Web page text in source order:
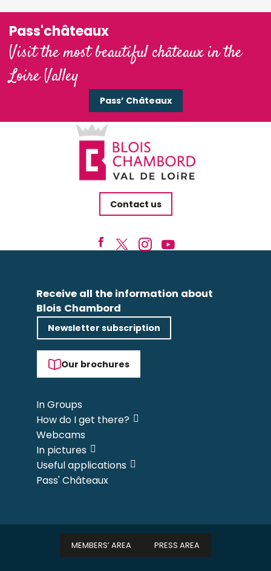
Pass'châteaux
Visit the most beautiful châteaux in the
Loire Valley
Pass’ Châteaux
Contact us
Receive all the information about
Blois Chambord
Newsletter subscription
Our brochures
In Groups
How do I get there?
Webcams
In pictures
Useful applications
Pass' Châteaux
MEMBERS’ AREA PRESS AREA